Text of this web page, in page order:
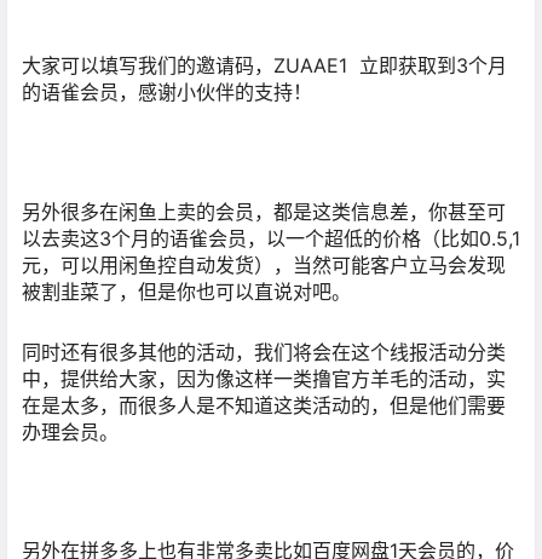
大家可以填写我们的邀请码，ZUAAE1 立即获取到3个月
的语雀会员，感谢小伙伴的支持！
另外很多在闲鱼上卖的会员，都是这类信息差，你甚至可
以去卖这3个月的语雀会员，以一个超低的价格（比如0.5,1
元，可以用闲鱼控自动发货），当然可能客户立马会发现
被割韭菜了，但是你也可以直说对吧。
同时还有很多其他的活动，我们将会在这个线报活动分类
中，提供给大家，因为像这样一类撸官方羊毛的活动，实
在是太多，而很多人是不知道这类活动的，但是他们需要
办理会员。
另外在拼多多上也有非常多卖比如百度网盘1天会员的，价